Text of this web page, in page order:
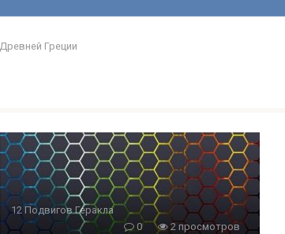
Греции
12 Подвигов Геракла
0
2 просмотров